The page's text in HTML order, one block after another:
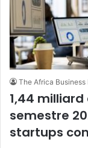
The Africa Business
1,44
semestre
startups